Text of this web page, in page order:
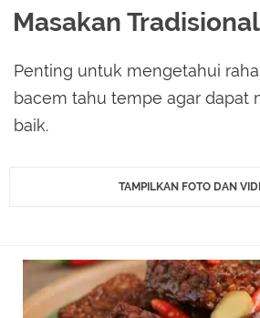
Masakan Tradisional
Penting untuk mengetahui
bacem tahu tempe agar dapat
baik.
TAMPILKAN FOTO DAN